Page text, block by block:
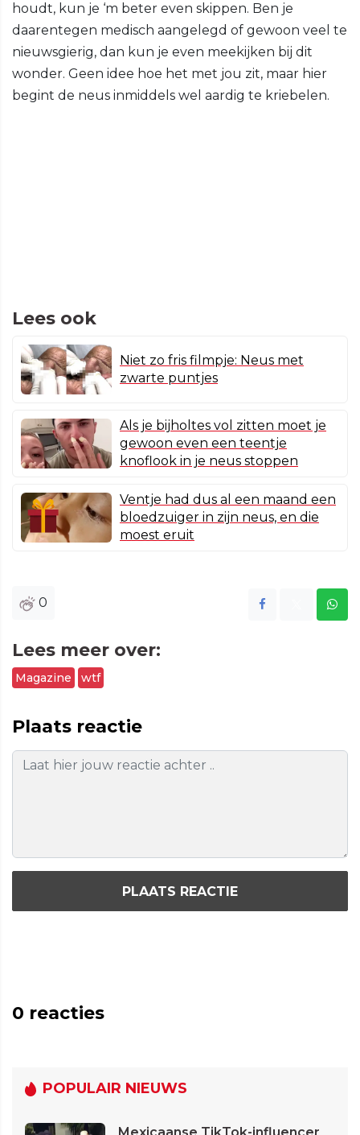
houdt, kun je ‘m beter even skippen. Ben je
daarentegen medisch aangelegd of gewoon veel te
nieuwsgierig, dan kun je even meekijken bij dit
wonder. Geen idee hoe het met jou zit, maar hier
begint de neus inmiddels wel aardig te kriebelen.
Lees ook
Niet zo fris filmpje: Neus met
zwarte puntjes
Als je bijholtes vol zitten moet je
gewoon even een teentje
knoflook in je neus stoppen
Ventje had dus al een maand een
bloedzuiger in zijn neus, en die
moest eruit
0
Lees meer over:
Magazine wtf
Plaats reactie
PLAATS REACTIE
0 reacties
POPULAIR NIEUWS